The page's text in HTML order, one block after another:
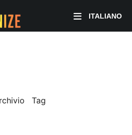
ITALIANO
Tag